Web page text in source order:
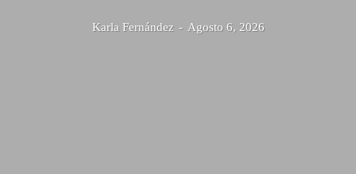
Karla Fernández - Agosto 6, 2026